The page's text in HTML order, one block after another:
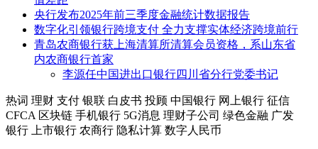
央行发布2025年前三季度金融统计数据报告
数字化引领银行跨境支付 全力支撑实体经济跨境前行
青岛农商银行获上海清算所清算会员资格，系山东省
内农商银行首家
李源任中国进出口银行四川省分行党委书记
热词 理财 支付 银联 白皮书 投顾 中国银行 网上银行 征信
CFCA 区块链 手机银行 5G消息 理财子公司 绿色金融 广发
银行
上市银行 农商行 隐私计算 数字人民币